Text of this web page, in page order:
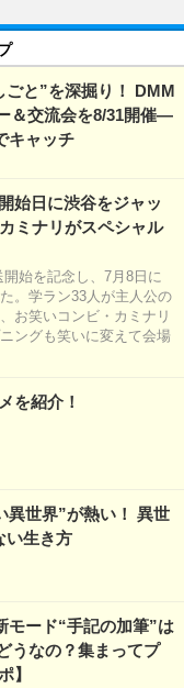
と”を深掘り！ DMM
＆交流会を8/31開催―
キャッチ
始日に渋谷をジャッ
ミナリがスペシャル
始を記念し、7月8日に
。学ラン33人が主人公の
お笑いコンビ・カミナリ
ングも笑いに変えて会場
を紹介！
異世界”が熱い！ 異世
い生き方
モード“手記の加筆”は
うなの？集まってプ
】